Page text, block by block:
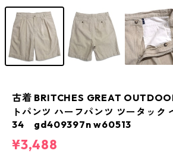
古着 BRITCHES GREAT
トパンツ ハーフパンツ ツータック
34 gd409397n w60513
¥3,488